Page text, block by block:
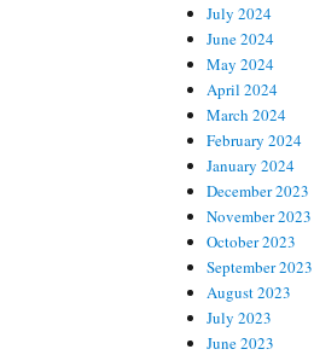
July 2024
June 2024
May 2024
April 2024
March 2024
February 2024
January 2024
December 2023
November 2023
October 2023
September 2023
August 2023
July 2023
June 2023